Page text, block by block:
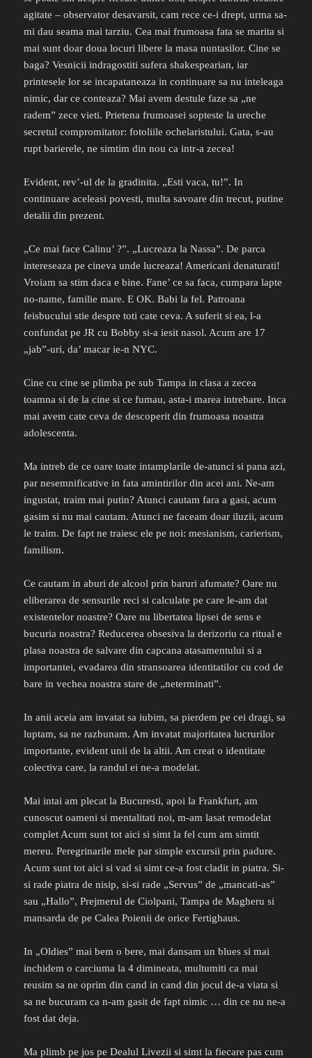
agitate – observator desavarsit, cam rece ce-i drept, urma sa-
mi dau seama mai tarziu. Cea mai frumoasa fata se marita si
mai sunt doar doua locuri libere la masa nuntasilor. Cine se
baga? Vesnicii indragostiti sufera shakespearian, iar
printesele lor se incapataneaza in continuare sa nu inteleaga
nimic, dar ce conteaza? Mai avem destule faze sa „ne
radem” zece vieti. Prietena frumoasei sopteste la ureche
secretul compromitator: fotoliile ochelaristului. Gata, s-au
rupt barierele, ne simtim din nou ca intr-a zecea!
Evident, rev’-ul de la gradinita. „Esti vaca, tu!”. In
continuare aceleasi povesti, multa savoare din trecut, putine
detalii din prezent.
„Ce mai face Calinu’ ?”. „Lucreaza la Nassa”. De parca
intereseaza pe cineva unde lucreaza! Americani denaturati!
Vroiam sa stim daca e bine. Fane’ ce sa faca, cumpara lapte
no-name, familie mare. E OK. Babi la fel. Patroana
feisbucului stie despre toti cate ceva. A suferit si ea, l-a
confundat pe JR cu Bobby si-a iesit nasol. Acum are 17
„jab”-uri, da’ macar ie-n NYC.
Cine cu cine se plimba pe sub Tampa in clasa a zecea
toamna si de la cine si ce fumau, asta-i marea intrebare. Inca
mai avem cate ceva de descoperit din frumoasa noastra
adolescenta.
Ma intreb de ce oare toate intamplarile de-atunci si pana azi,
par nesemnificative in fata amintirilor din acei ani. Ne-am
ingustat, traim mai putin? Atunci cautam fara a gasi, acum
gasim si nu mai cautam. Atunci ne faceam doar iluzii, acum
le traim. De fapt ne traiesc ele pe noi: mesianism, carierism,
familism.
Ce cautam in aburi de alcool prin baruri afumate? Oare nu
eliberarea de sensurile reci si calculate pe care le-am dat
existentelor noastre? Oare nu libertatea lipsei de sens e
bucuria noastra? Reducerea obsesiva la derizoriu ca ritual e
plasa noastra de salvare din capcana atasamentului si a
importantei, evadarea din stransoarea identitatilor cu cod de
bare in vechea noastra stare de „neterminati”.
In anii aceia am invatat sa iubim, sa pierdem pe cei dragi, sa
luptam, sa ne razbunam. Am invatat majoritatea lucrurilor
importante, evident unii de la altii. Am creat o identitate
colectiva care, la randul ei ne-a modelat.
Mai intai am plecat la Bucuresti, apoi la Frankfurt, am
cunoscut oameni si mentalitati noi, m-am lasat remodelat
complet Acum sunt tot aici si simt la fel cum am simtit
mereu. Peregrinarile mele par simple excursii prin padure.
Acum sunt tot aici si vad si simt ce-a fost cladit in piatra. Si-
si rade piatra de nisip, si-si rade „Servus” de „mancati-as”
sau „Hallo”, Prejmerul de Ciolpani, Tampa de Magheru si
mansarda de pe Calea Poienii de orice Fertighaus.
In „Oldies” mai bem o bere, mai dansam un blues si mai
inchidem o carciuma la 4 dimineata, multumiti ca mai
reusim sa ne oprim din cand in cand din jocul de-a viata si
sa ne bucuram ca n-am gasit de fapt nimic … din ce nu ne-a
fost dat deja.
Ma plimb pe jos pe Dealul Livezii si simt la fiecare pas cum